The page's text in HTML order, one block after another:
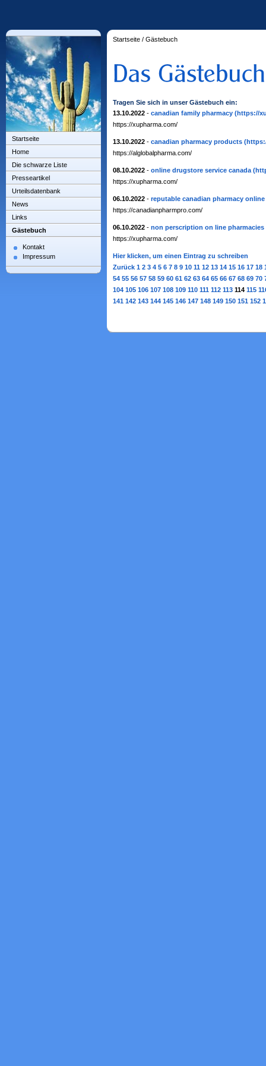
Startseite
Home
Die schwarze Liste
Presseartikel
Urteilsdatenbank
News
Links
Gästebuch
Kontakt
Impressum
Startseite / Gästebuch
Tragen Sie sich in unser Gästebuch ein:
13.10.2022 - canadian family pharmacy (https://
https://xupharma.com/
13.10.2022 - canadian pharmacy products
https://alglobalpharma.com/
08.10.2022 - online drugstore service canada
https://xupharma.com/
06.10.2022 - reputable canadian pharmacy online
https://canadianpharmpro.com/
06.10.2022 - non perscription on line pharmacies
https://xupharma.com/
Hier klicken, um einen Eintrag zu schreiben
Zurück 1 2 3 4 5 6 7 8 9 10 11 12 13 14 15 16 17 18
54 55 56 57 58 59 60 61 62 63 64 65 66 67 68 69 70
104 105 106 107 108 109 110 111 112 113 114 115
141 142 143 144 145 146 147 148 149 150 151 152